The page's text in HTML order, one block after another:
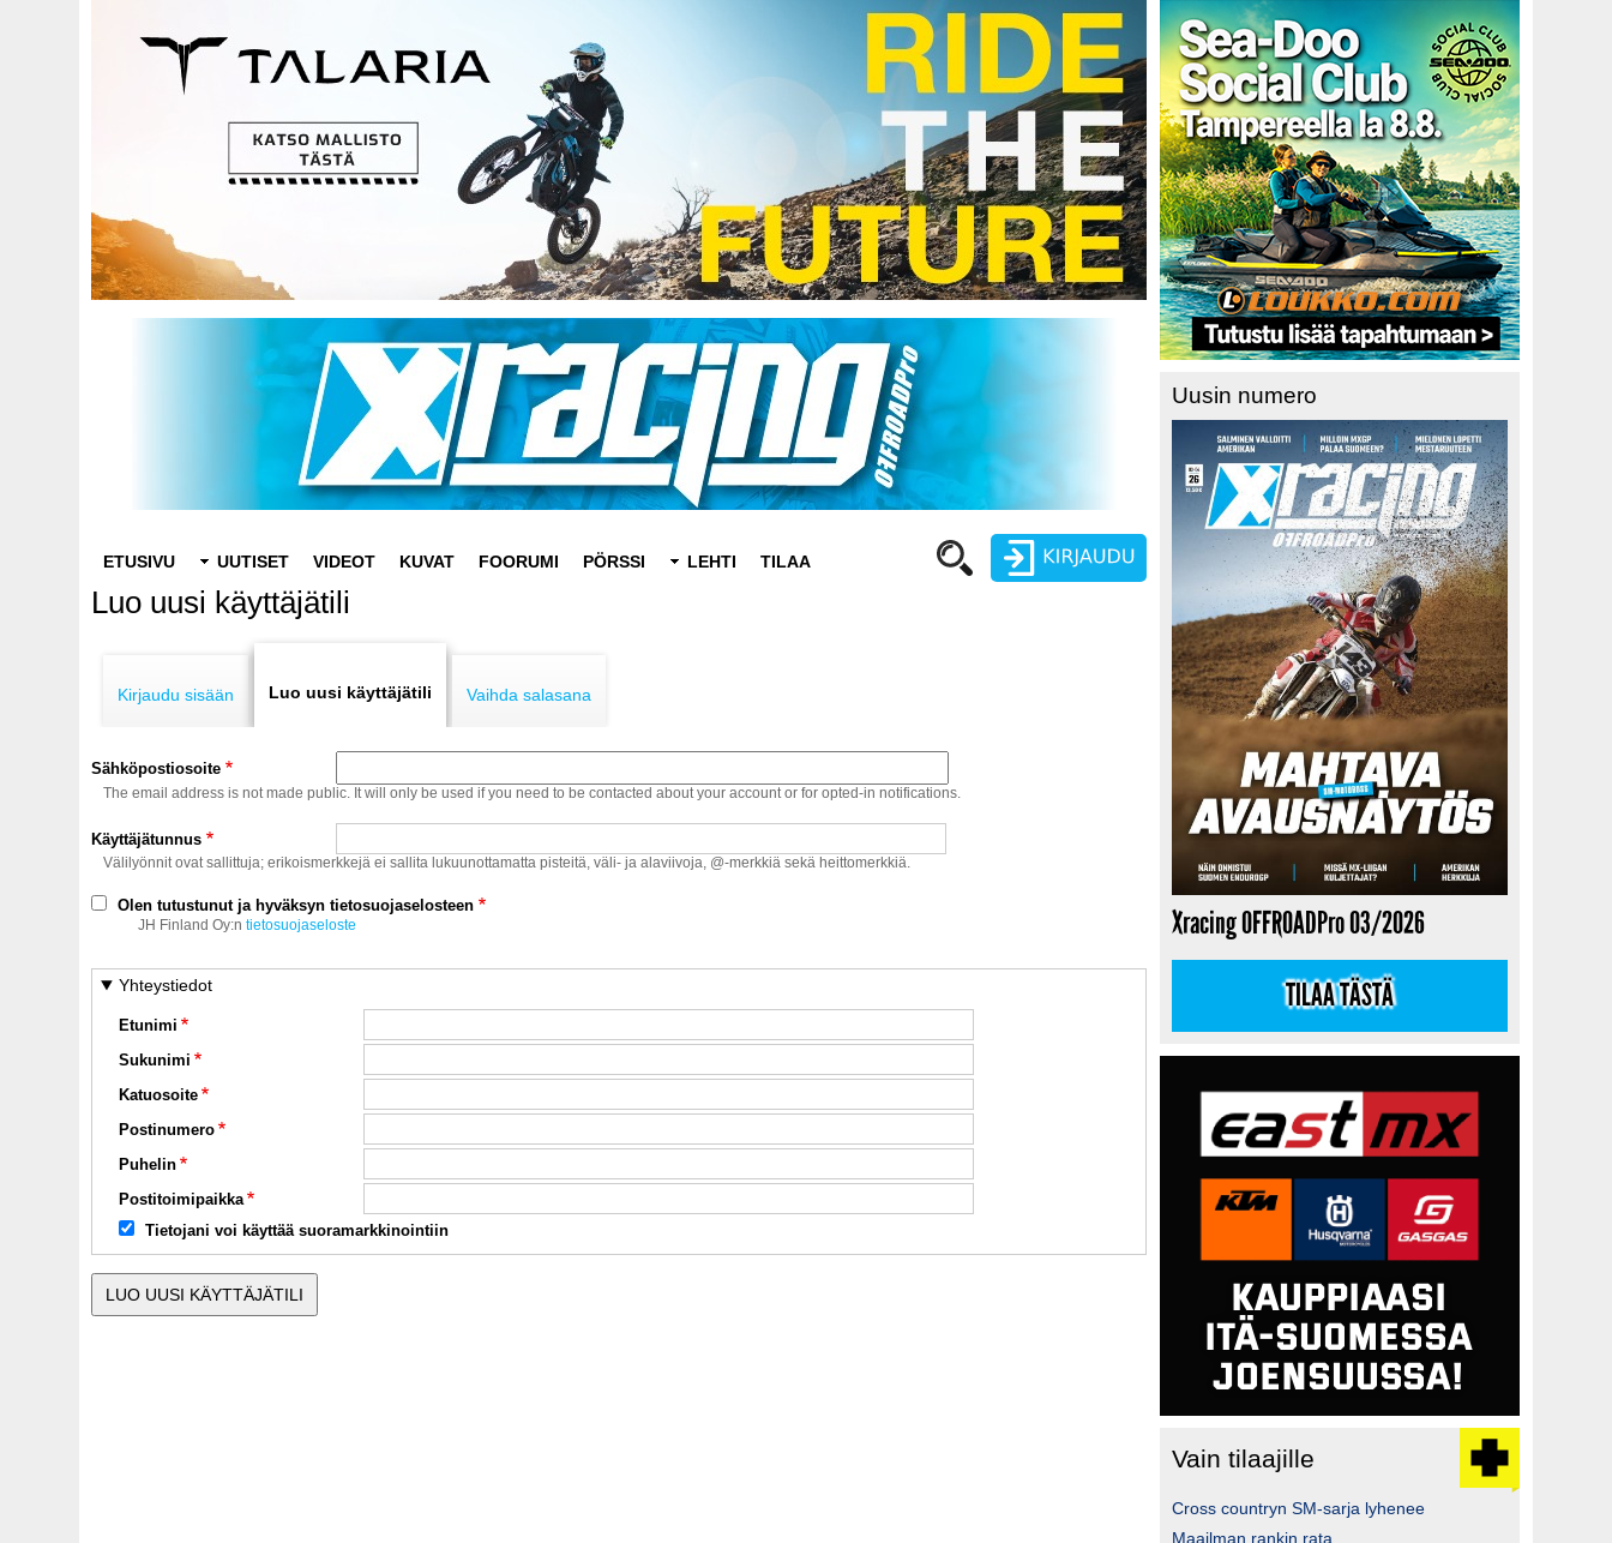
navigation
ETUSIVU UUTISET VIDEOT KUVAT FOORUMI PÖRSSI LEHTI TILAA
Luo uusi käyttäjätili
tabs
Kirjaudu sisään Luo uusi käyttäjätili Vaihda salasana
Sähköpostiosoite
The email address is not made public. It will only be used if you need to be contacted about your account or for opted-in notifications.
Käyttäjätunnus
Välilyönnit ovat sallittuja; erikoismerkkejä ei sallita lukuunottamatta pisteitä, väli- ja alaviivoja, @-merkkiä sekä heittomerkkiä.
Olen tutustunut ja hyväksyn tietosuojaselosteen
JH Finland Oy:ntietosuojaseloste
Yhteystiedot
Etunimi
Sukunimi
Katuosoite
Postinumero
Puhelin
Postitoimipaikka
Tietojani voi käyttää suoramarkkinointiin
Uusin numero
Xracing OFFROADPro 03/2026
TILAA TÄSTÄ
Vain tilaajille
Cross countryn SM-sarja lyhenee
Maailman rankin rata